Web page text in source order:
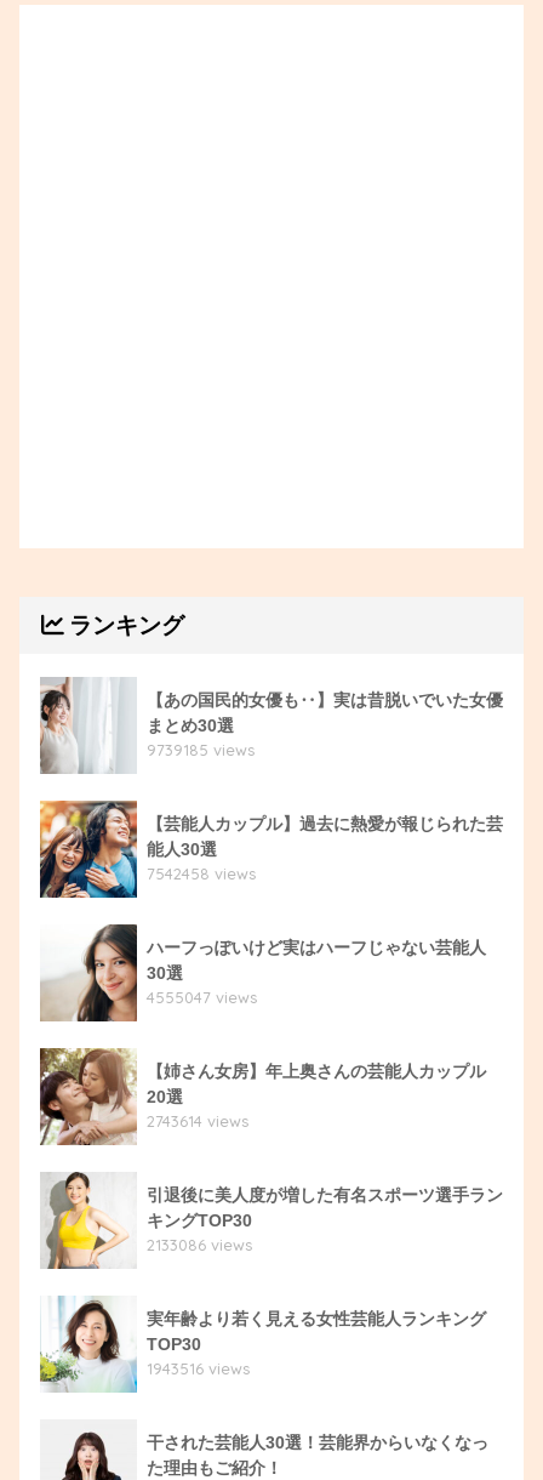
ランキング
【あの国民的女優も‥】実は昔脱いでいた女優
まとめ30選
9739185 views
【芸能人カップル】過去に熱愛が報じられた芸
能人30選
7542458 views
ハーフっぽいけど実はハーフじゃない芸能人
30選
4555047 views
【姉さん女房】年上奥さんの芸能人カップル
20選
2743614 views
引退後に美人度が増した有名スポーツ選手ラン
キングTOP30
2133086 views
実年齢より若く見える女性芸能人ランキング
TOP30
1943516 views
干された芸能人30選！芸能界からいなくなっ
た理由もご紹介！